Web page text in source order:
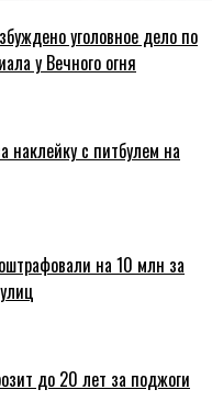
уголовное дело по
у Вечного огня
наклейку с питбулем на
на 10 млн за
до 20 лет за поджоги